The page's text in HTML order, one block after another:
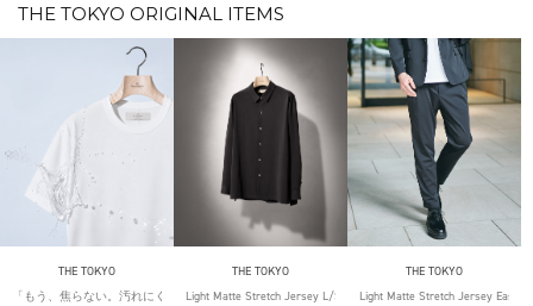
THE TOKYO ORIGINAL ITEMS
THE TOKYO
「もう、焦らない。汚れにくい」SOLOTEX Jersey S/S T-Shirts
THE TOKYO
Light Matte Stretch Jersey L/S Shirt
THE TOKYO
Light Matte Stretch Jersey Easy